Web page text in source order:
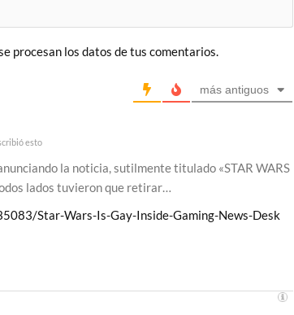
procesan los datos de tus comentarios.
más antiguos
esto
la noticia, sutilmente titulado «STAR WARS
lados tuvieron que retirar…
Star-Wars-Is-Gay-Inside-Gaming-News-Desk